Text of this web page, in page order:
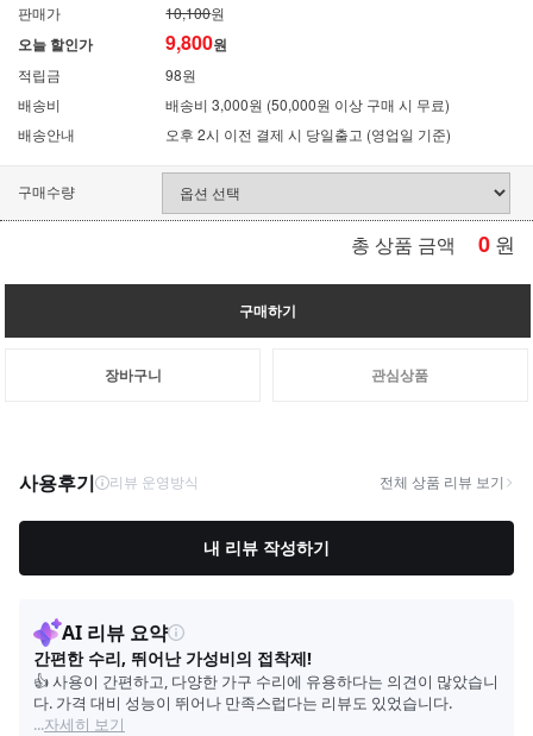
판매가
10,100원
오늘 할인가 9,800원
적립금
98원
배송비
배송비 3,000원 (50,000원 이상 구매 시 무료)
배송안내
오후 2시 이전 결제 시 당일출고 (영업일 기준)
구매수량
총 상품 금액 0 원
구매하기
장바구니 관심상품